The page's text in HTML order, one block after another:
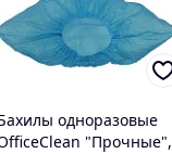
одноразовые
"Прочные",